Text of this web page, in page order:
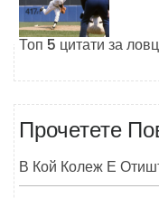
Топ 5 цитати за
Прочетете
В Кой Колеж Е